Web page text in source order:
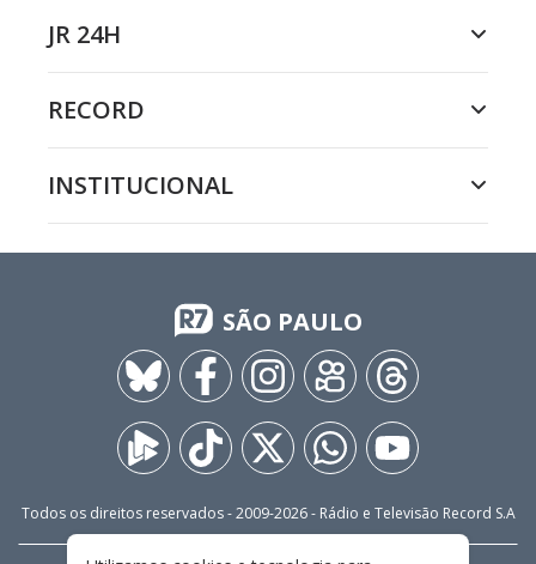
JR 24H
RECORD
INSTITUCIONAL
SÃO PAULO
Todos os direitos reservados - 2009-2026- Rádio e Televisão Record S.A